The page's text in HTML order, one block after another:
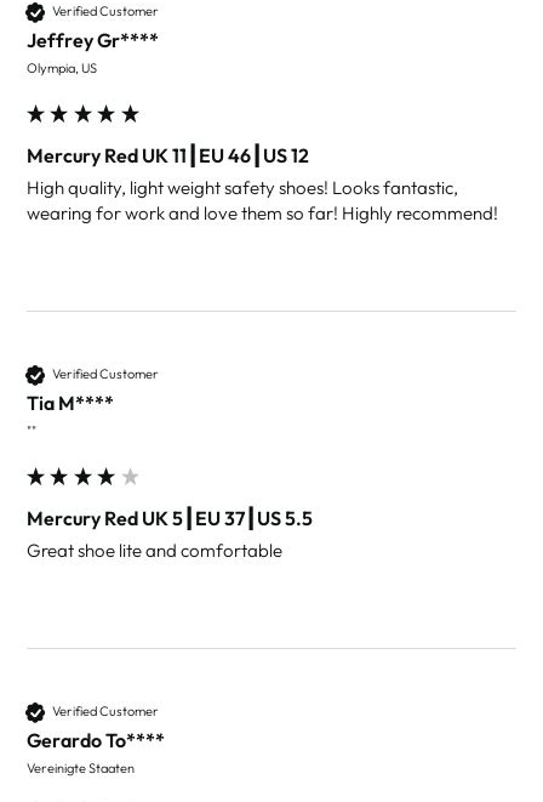
Verified Customer
Jeffrey Gr****
Olympia, US
Mercury Red UK 11┃EU 46┃US 12
High quality, light weight safety shoes! Looks fantastic,
wearing for work and love them so far! Highly recommend!
Verified Customer
Tia M****
""
Mercury Red UK 5┃EU 37┃US 5.5
Great shoe lite and comfortable
Verified Customer
Gerardo To****
Vereinigte Staaten